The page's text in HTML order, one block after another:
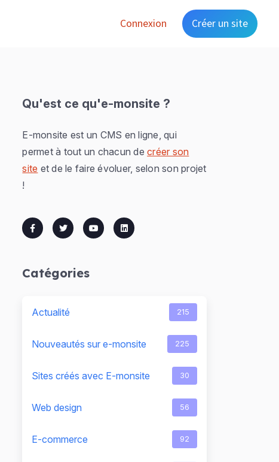
Connexion Créer un site
Qu'est ce qu'e-monsite ?
E-monsite est un CMS en ligne, qui
permet à tout un chacun decréer son
site et de le faire évoluer, selon son projet
!
Catégories
Actualité 215
Nouveautés sur e-monsite 225
Sites créés avec E-monsite 30
Web design 56
E-commerce 92